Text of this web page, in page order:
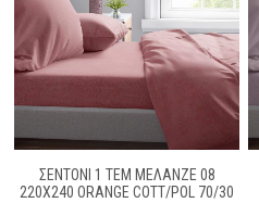
ΣΕΝΤΟΝΙ 1 ΤΕΜ ΜΕΛΑΝΖΈ 08
220Χ240 ORANGE COTT/POL 70/30